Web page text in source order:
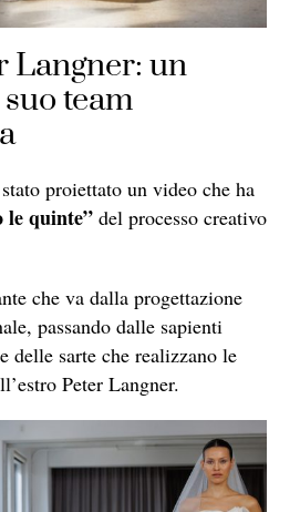
Langner: un
team
proiettato un video che ha
quinte” del processo creativo
che va dalla progettazione
passando dalle sapienti
delle sarte che realizzano le
Peter Langner.